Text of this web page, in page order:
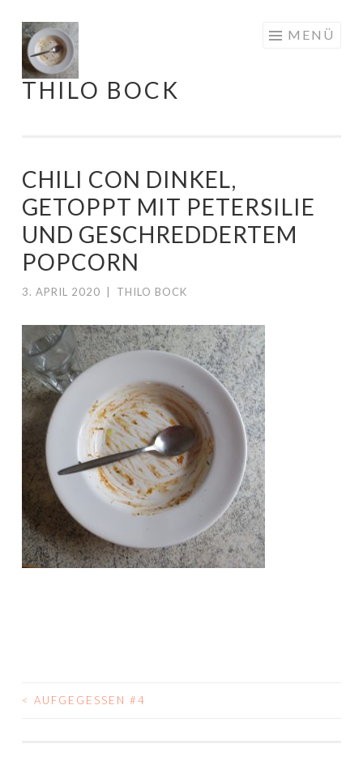
Springe
zum
Inhalt
THILO BOCK
MENÜ
CHILI CON DINKEL,
GETOPPT MIT PETERSILIE
UND GESCHREDDERTEM
POPCORN
3. APRIL 2020 THILO BOCK
BEITRAGS-
< AUFGEGESSEN #4